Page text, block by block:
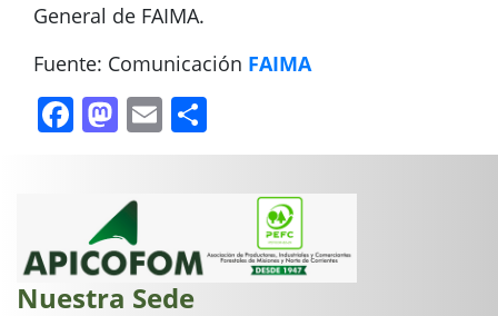
General de FAIMA.
Fuente: Comunicación FAIMA
Facebook
Mastodon
Email
Nuestra Sede